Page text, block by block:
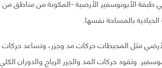
طبقة الأيونوسفير الأرضية -المكونة من مناطق
بالمساحة نفسها.
مثل المحيطات حركات مد وجزر، وتساعد
وتقود حركات المد والجزر الرياح والدوران